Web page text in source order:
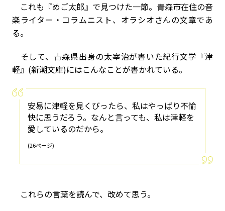
これも『めご太郎』で見つけた一節。青森市在住の音
楽ライター・コラムニスト、オラシオさんの文章であ
る。
そして、青森県出身の太宰治が書いた紀行文学『津
軽』(新潮文庫)にはこんなことが書かれている。
安易に津軽を見くびったら、私はやっぱり不愉
快に思うだろう。なんと言っても、私は津軽を
愛しているのだから。
(26ページ)
これらの言葉を読んで、改めて思う。